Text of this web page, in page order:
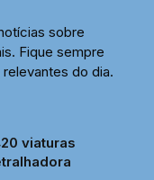
sobre
Fique sempre
do dia.
viaturas